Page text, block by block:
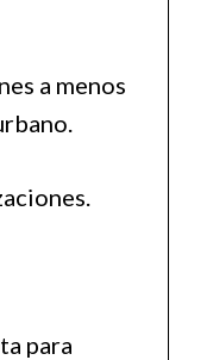
a menos
para